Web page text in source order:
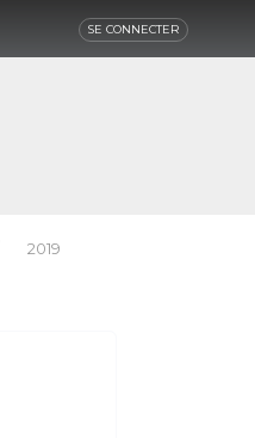
SE CONNECTER
2019